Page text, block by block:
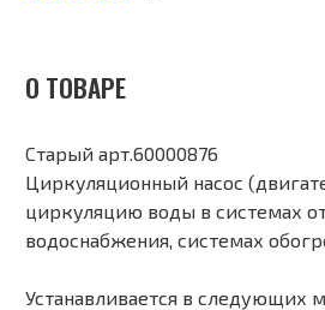
О ТОВАРЕ
Старый арт.60000876
Циркуляционный насос
циркуляцию воды в системах
водоснабжения, системах
Устанавливается в следующих